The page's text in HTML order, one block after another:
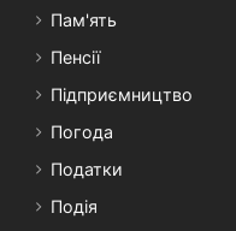
Пам'ять
Пенсії
Підприємництво
Погода
Податки
Подія